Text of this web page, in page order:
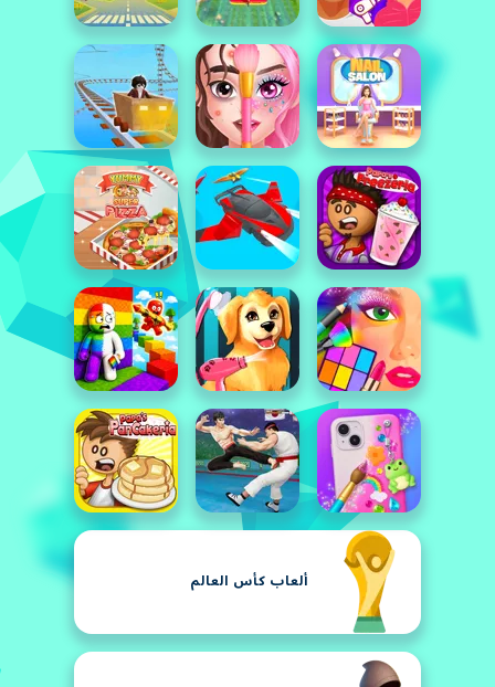
ألعاب كأس العالم